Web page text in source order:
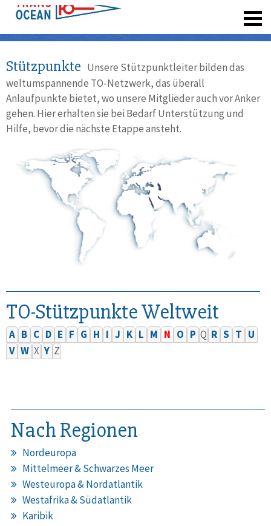
Stützpunkte Unsere Stützpunktleiter bilden das
weltumspannende TO-Netzwerk, das überall
Anlaufpunkte bietet, wo unsere Mitglieder auch vor Anker
gehen. Hier erhalten sie bei Bedarf Unterstützung und
Hilfe, bevor die nächste Etappe ansteht.
TO-Stützpunkte Weltweit
A B C D E F G H I J K L M N O P Q R S T U
V W X Y Z
Nach Regionen
Nordeuropa
Mittelmeer & Schwarzes Meer
Westeuropa & Nordatlantik
Westafrika & Südatlantik
Karibik